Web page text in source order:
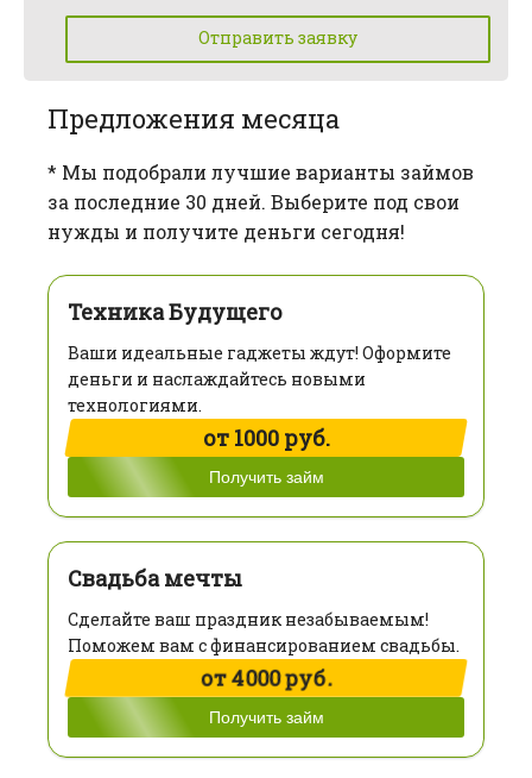
Отправить заявку
Предложения месяца
* Мы подобрали лучшие варианты займов
за последние 30 дней. Выберите под свои
нужды и получите деньги сегодня!
Техника Будущего
Ваши идеальные гаджеты ждут! Оформите
деньги и наслаждайтесь новыми
технологиями.
от 1000 руб.
Получить займ
Свадьба мечты
Сделайте ваш праздник незабываемым!
Поможем вам с финансированием свадьбы.
от 4000 руб.
Получить займ